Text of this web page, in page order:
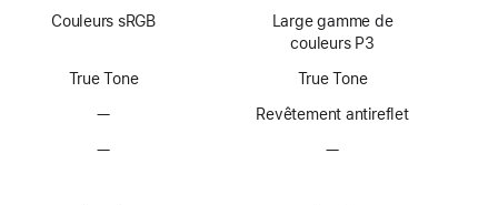
technologie
Couleurs sRGB
True Tone
—Pas
—Pas
technologie
ProMotion
Large gamme de
couleurs P3
True Tone
Revêtement antireflet
—Pas